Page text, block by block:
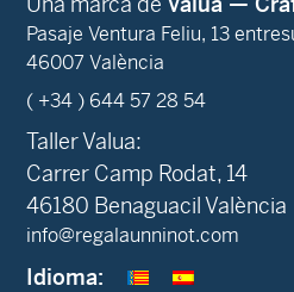
Pasaje Ventura Feliu, 13
46007 València
( +34 ) 644 57 28 54
Taller Valua:
Carrer Camp Rodat, 14
46180 Benaguacil València
info@regalaunninot.com
Idioma: